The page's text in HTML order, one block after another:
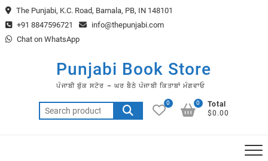
Skip
to
content
The Punjabi, K.C. Road, Barnala, PB, IN 148101
+91 8847596721
info@thepunjabi.com
Chat on WhatsApp
Punjabi Book Store
ਪੰਜਾਬੀ ਬੁੱਕ ਸਟੋਰ – ਘਰ ਬੈਠੇ ਪੰਜਾਬੀ ਕਿਤਾਬਾਂ ਮੰਗਵਾਓ
Search
for:
0
Total
$0.00
0